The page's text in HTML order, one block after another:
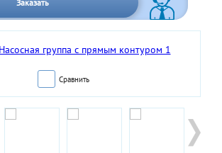
Сравнить